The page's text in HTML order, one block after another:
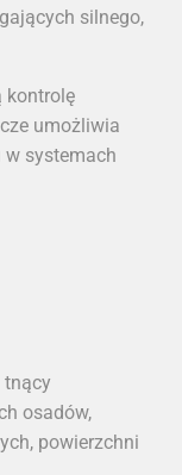
silnego,
kontrolę
umożliwia
systemach
tnący
osadów,
powierzchni